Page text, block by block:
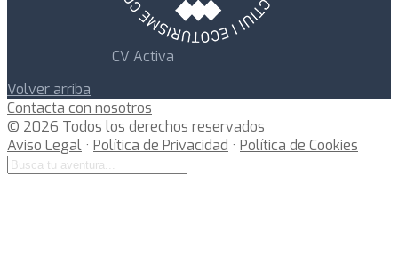
CV Activa
Volver arriba
Contacta con nosotros
© 2026 Todos los derechos reservados
Aviso Legal · Política de Privacidad · Política de Cookies